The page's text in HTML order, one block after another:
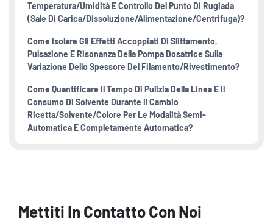
Temperatura/umidità E Controllo Del Punto Di Rugiada
(sale Di Carica/dissoluzione/alimentazione/centrifuga)?
Come Isolare Gli Effetti Accoppiati Di Slittamento,
Pulsazione E Risonanza Della Pompa Dosatrice Sulla
Variazione Dello Spessore Del Filamento/rivestimento?
Come Quantificare Il Tempo Di Pulizia Della Linea E Il
Consumo Di Solvente Durante Il Cambio
Ricetta/solvente/colore Per Le Modalità Semi-
Automatica E Completamente Automatica?
Mettiti In Contatto Con Noi